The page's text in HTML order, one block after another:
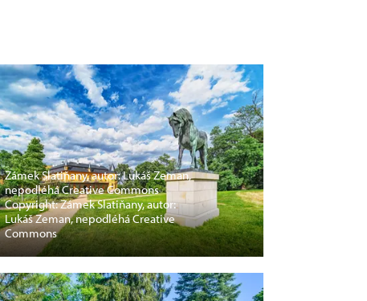
Zámek Slatiňany, autor: Lukáš Zeman,
nepodléhá Creative Commons
Copyright: Zámek Slatiňany, autor:
Lukáš Zeman, nepodléhá Creative
Commons